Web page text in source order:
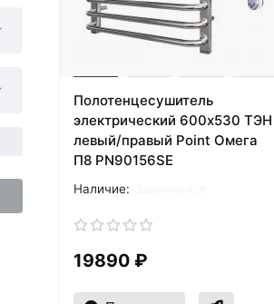
Полотенцесушитель
электрический 600х530 ТЭН
левый/правый Point Омега
П8 PN90156SE
19890 ₽